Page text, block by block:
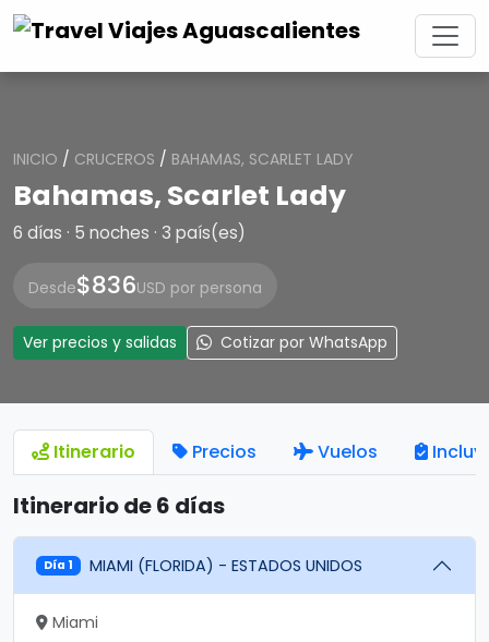
INICIO / CRUCEROS / BAHAMAS, SCARLET LADY
Bahamas, Scarlet Lady
6 días · 5 noches · 3 país(es)
Desde$836USD por persona
Ver precios y salidas Cotizar por WhatsApp
Itinerario Precios Vuelos
Itinerario de 6 días
Día 1 MIAMI (FLORIDA) - ESTADOS UNIDOS
Miami